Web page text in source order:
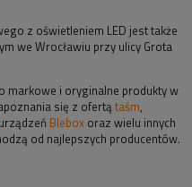
z oświetleniem LED jest także
we Wrocławiu przy ulicy Grota
markowe i oryginalne produkty w
się z ofertą taśm,
Blebox oraz wielu innych
od najlepszych producentów.